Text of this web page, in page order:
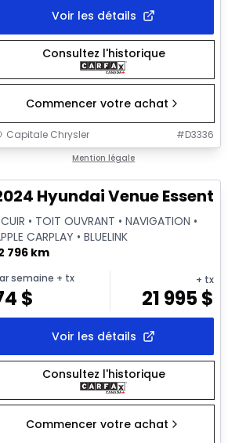
Voir les détails
Consultez l'historique
Commencer votre achat
Capitale Chrysler #D3336
Mention légale
III
Très bonne offre
Hyundai Venue Essential
CUIR • TOIT OUVRANT • NAVIGATION •
CARPLAY • BLUELINK
796 km
semaine + tx
$
+ tx
21 995$
Voir les détails
Consultez l'historique
Commencer votre achat